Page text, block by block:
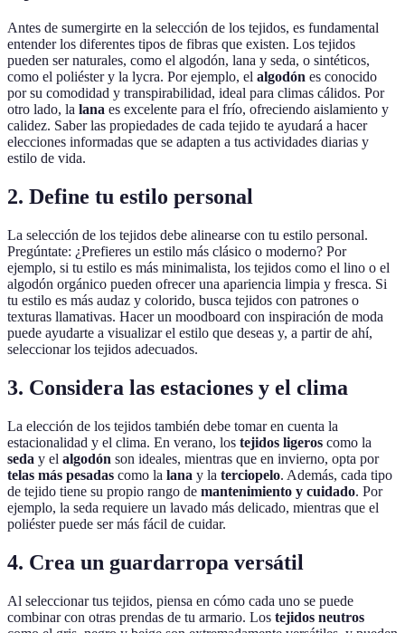
Antes de sumergirte en la selección de los tejidos, es fundamental
entender los diferentes tipos de fibras que existen. Los tejidos
pueden ser naturales, como el algodón, lana y seda, o sintéticos,
como el poliéster y la lycra. Por ejemplo, el algodón es conocido
por su comodidad y transpirabilidad, ideal para climas cálidos. Por
otro lado, la lana es excelente para el frío, ofreciendo aislamiento y
calidez. Saber las propiedades de cada tejido te ayudará a hacer
elecciones informadas que se adapten a tus actividades diarias y
estilo de vida.
2. Define tu estilo personal
La selección de los tejidos debe alinearse con tu estilo personal.
Pregúntate: ¿Prefieres un estilo más clásico o moderno? Por
ejemplo, si tu estilo es más minimalista, los tejidos como el lino o el
algodón orgánico pueden ofrecer una apariencia limpia y fresca. Si
tu estilo es más audaz y colorido, busca tejidos con patrones o
texturas llamativas. Hacer un moodboard con inspiración de moda
puede ayudarte a visualizar el estilo que deseas y, a partir de ahí,
seleccionar los tejidos adecuados.
3. Considera las estaciones y el clima
La elección de los tejidos también debe tomar en cuenta la
estacionalidad y el clima. En verano, los tejidos ligeros como la
seda y el algodón son ideales, mientras que en invierno, opta por
telas más pesadas como la lana y la terciopelo. Además, cada tipo
de tejido tiene su propio rango de mantenimiento y cuidado. Por
ejemplo, la seda requiere un lavado más delicado, mientras que el
poliéster puede ser más fácil de cuidar.
4. Crea un guardarropa versátil
Al seleccionar tus tejidos, piensa en cómo cada uno se puede
combinar con otras prendas de tu armario. Los tejidos neutros